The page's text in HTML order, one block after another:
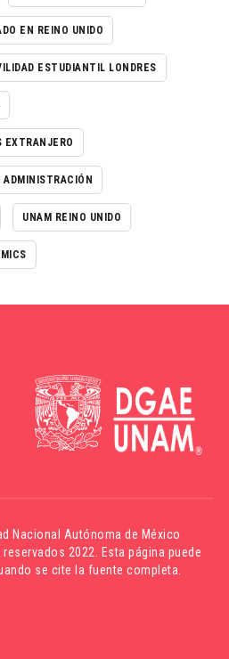
EN REINO UNIDO
ESTUDIANTIL LONDRES
EXTRANJERO
ADMINISTRACIÓN
UNAM REINO UNIDO
Nacional Autónoma de México
2022. Esta página puede
se cite la fuente completa.